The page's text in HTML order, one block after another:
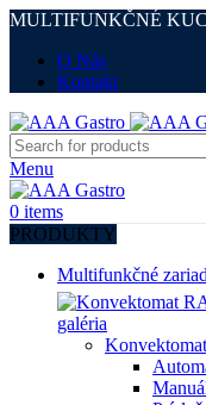
MULTIFUNKČNÉ
O Nás
Kontakt
Menu
0 items
PRODUKTY
Multifunkčné